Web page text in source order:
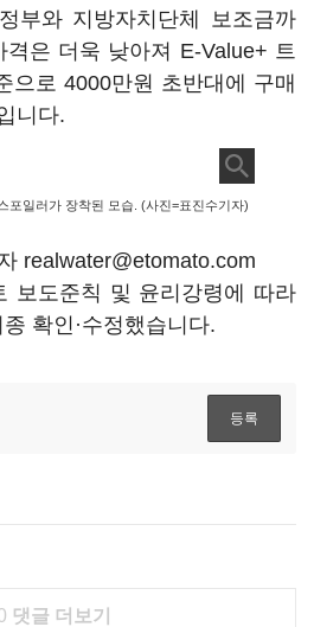
부와 지방자치단체 보조금까
은 더욱 낮아져 E-Value+ 트
으로 4000만원 초반대에 구매
니다.
포일러가 장착된 모습. (사진=표진수기자)
realwater@etomato.com
보도준칙 및 윤리강령에 따라
확인·수정했습니다.
댓글 더보기